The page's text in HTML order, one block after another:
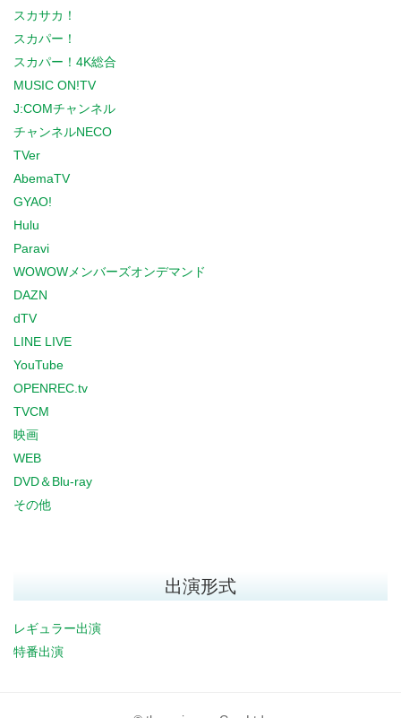
スカサカ！
スカパー！
スカパー！4K総合
MUSIC ON!TV
J:COMチャンネル
チャンネルNECO
TVer
AbemaTV
GYAO!
Hulu
Paravi
WOWOWメンバーズオンデマンド
DAZN
dTV
LINE LIVE
YouTube
OPENREC.tv
TVCM
映画
WEB
DVD＆Blu-ray
その他
出演形式
レギュラー出演
特番出演